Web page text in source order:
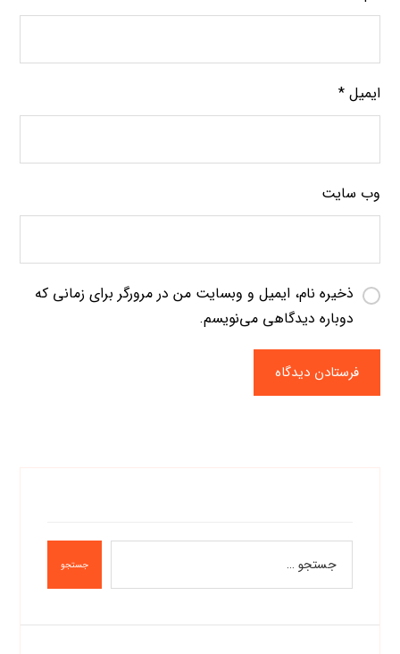
ایمیل*
وب‌ سایت
ذخیره نام، ایمیل و وبسایت من در مرورگر برای زمانی که
دوباره دیدگاهی می‌نویسم.
فرستادن دیدگاه
جستجو